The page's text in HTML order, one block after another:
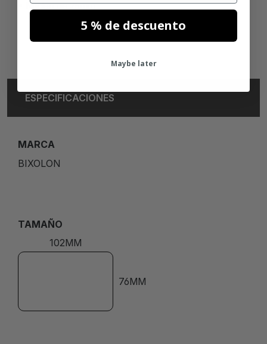
Núcleo de 25mm
ESPECIFICACIONES
MARCA
BIXOLON
TAMAÑO
102MM
76MM
5 % de descuento
Maybe later